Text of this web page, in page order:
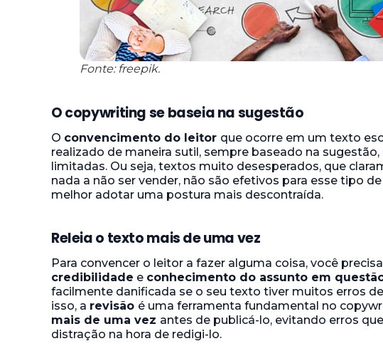
Fonte: freepik.
O copywriting se baseia na sugestão
O convencimento do leitor que ocorre em um texto
realizado de maneira sutil, sempre baseado na sugestão,
limitadas. Ou seja, textos muito desesperados, que
nada a não ser vender, não são efetivos para esse tipo
melhor adotar uma postura mais descontraída.
Releia o texto mais de uma vez
Para convencer o leitor a fazer alguma coisa, você
credibilidade e conhecimento do assunto em
facilmente danificada se o seu texto tiver muitos erros
isso, a revisão é uma ferramenta fundamental no
mais de uma vez antes de publicá-lo, evitando erros
distração na hora de redigi-lo.